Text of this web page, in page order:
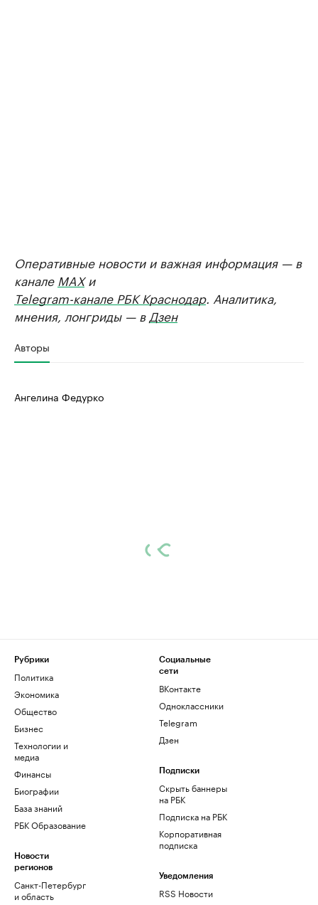
Оперативные новости и важная информация — в
канале MAXи
Telegram-канале РБК Краснодар. Аналитика,
мнения, лонгриды — в Дзен
Авторы
Ангелина Федурко
Рубрики
Политика
Экономика
Общество
Бизнес
Технологии и
медиа
Финансы
Биографии
База знаний
РБК Образование
Новости
регионов
Санкт-Петербург
и область
Социальные
сети
ВКонтакте
Одноклассники
Telegram
Дзен
Подписки
Скрыть баннеры
на РБК
Подписка на РБК
Корпоративная
подписка
Уведомления
RSS Новости